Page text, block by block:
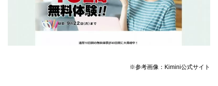
※参考画像：Kimini公式サイト